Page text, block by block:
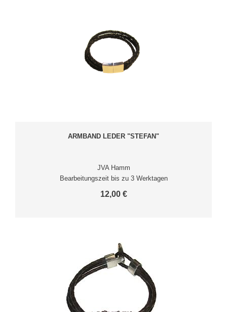
ARMBAND LEDER "STEFAN"
JVA Hamm
Bearbeitungszeit bis zu 3 Werktagen
12,00 €